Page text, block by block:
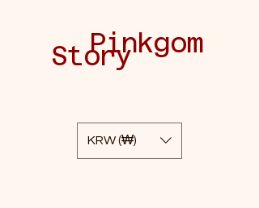
KRW (₩)
Pinkgom
Story